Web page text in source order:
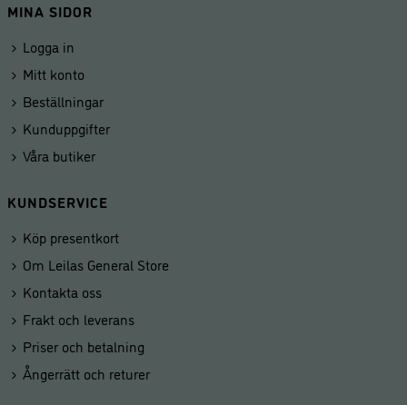
MINA SIDOR
Logga in
Mitt konto
Beställningar
Kunduppgifter
Våra butiker
KUNDSERVICE
Köp presentkort
Om Leilas General Store
Kontakta oss
Frakt och leverans
Priser och betalning
Ångerrätt och returer